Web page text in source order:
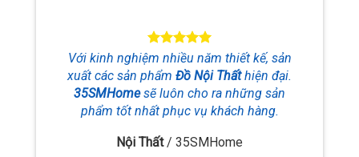
Với kinh nghiệm nhiều năm thiết kế, sản
xuất các sản phẩm Đồ Nội Thấthiện đại.
35SMHomesẽ luôn cho ra những sản
phẩm tốt nhất phục vụ khách hàng.
Nội Thất / 35SMHome